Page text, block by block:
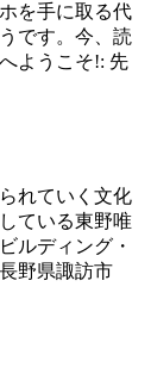
を手に取る代
です。今、読
ようこそ!: 先
れていく文化
ている東野唯
ルディング・
野県諏訪市